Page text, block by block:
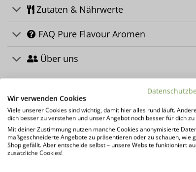
Zutaten & Nährwerte
FAQ Pure Flavour Aromen
Über uns
Kundenrezensionen (25)
DAS KÖNNTE DIR AUCH GEFALLEN …
Wir verwenden Cookies
Viele unserer Cookies sind wichtig, damit hier alles rund läuft.
dich besser zu verstehen und unser Angebot noch besser für dich
Mit deiner Zustimmung nutzen manche Cookies anonymisierte
maßgeschneiderte Angebote zu präsentieren oder zu schauen, wie
Shop gefällt. Aber entscheide selbst – unsere Website funktioniert
zusätzliche Cookies!